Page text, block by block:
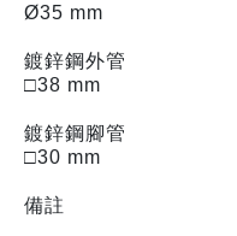
Ø35 mm
鍍鋅鋼外管
□38 mm
鍍鋅鋼腳管
□30 mm
備註